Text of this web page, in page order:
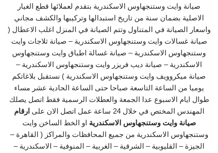
صيانة وايت وستنجهاوس الاسكندرية بتقدم لعملائها قطع الغيار
الاصلية بضمان سنة من تاريخ استبدالها وتركيبها والكشف مجاني
واسعار الصيانة في المتناول وتتم الصيانة في المنزل اغلب الاعطال (
صيانة غسالات وايت وستنجهاوس الاسكندرية – صيانة ثلاجات وايت
وستنجهاوس الاسكندرية – صيانة غسالة اطباق وايت وستنجهاوس
الاسكندرية – صيانة ديب فريزر وايت وستنجهاوس الاسكندرية –
صيانة ميكروويف وايت وستنجهاوس الاسكندرية ) نستقبل بلاغاتكم
يوميا من الساعة التاسعة صباحا حتى الساعة الحادية عشر مساء
طوال ايام الاسبوع عدا الجمعة والعطلات الرسمية فقط اتصل يصلك
المهندس المختص في خلال 24 ساعة عمل اتصل الان على
ارقام
صيانة وايت وستنجهاوس الاسكندرية او الخط الساخن وايت
وستنجهاوس الاسكندرية من جميع المحافظات والمراكز ( القاهرة –
الجيزة – القليوبية – الشرقية – الغربية – المنوفية – الاسكندرية –